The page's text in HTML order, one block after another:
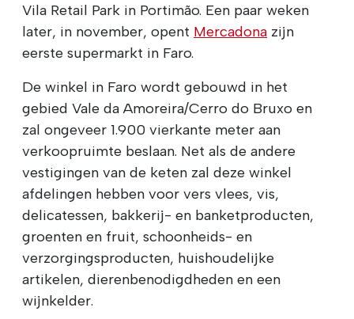
Vila Retail Park in Portimão. Een paar weken
later, in november, opent Mercadona zijn
eerste supermarkt in Faro.
De winkel in Faro wordt gebouwd in het
gebied Vale da Amoreira/Cerro do Bruxo en
zal ongeveer 1.900 vierkante meter aan
verkoopruimte beslaan. Net als de andere
vestigingen van de keten zal deze winkel
afdelingen hebben voor vers vlees, vis,
delicatessen, bakkerij- en banketproducten,
groenten en fruit, schoonheids- en
verzorgingsproducten, huishoudelijke
artikelen, dierenbenodigdheden en een
wijnkelder.